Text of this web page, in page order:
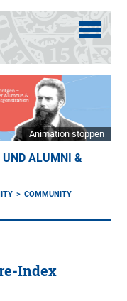
Animation stoppen
UND ALUMNI &
COMMUNITY
Index